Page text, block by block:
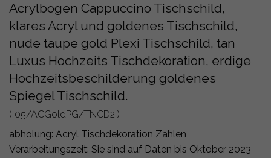
Acrylbogen Cappuccino Tischschild,
klares Acryl und goldenes Tischschild,
nude taupe gold Plexi Tischschild, tan
Luxus Hochzeits Tischdekoration, erdige
Hochzeitsbeschilderung goldenes
Spiegel Tischschild.
( 05/ACGoldPG/TNCD2 )
abholung: Acryl Tischdekoration Zahlen
Verarbeitungszeit: Sie sind auf Daten bis Oktober 2023